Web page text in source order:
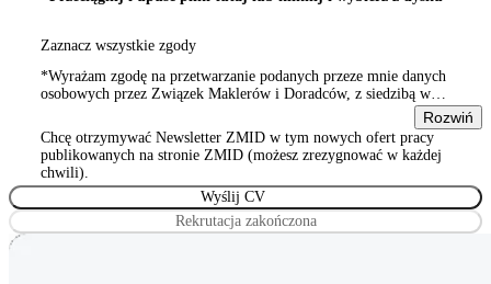
Zaznacz wszystkie zgody
*Wyrażam zgodę na przetwarzanie podanych przeze mnie danych
osobowych przez Związek Maklerów i Doradców, z siedzibą w
stowarzyszeń, innych organizacji społecznych i zawodowych,
Wyrażam zgodę na przetwarzanie podanych przeze mnie danych
osobowych przez Związek Maklerów i Doradców, z siedzibą w
Warszawie 00-815, ul. Sienna 93/2, wpisanym do rejestru
stowarzyszeń, innych organizacji społecznych i zawodowych
Rozwiń
Chcę otrzymywać Newsletter ZMID w tym nowych ofert pracy
publikowanych na stronie ZMID (możesz zrezygnować w każdej
chwili).
Rekrutacja zakończona